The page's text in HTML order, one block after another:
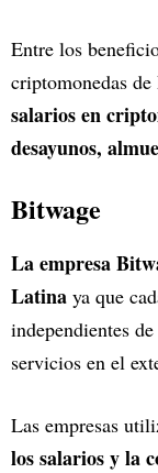
Entre los
criptomonedas de
salarios en
desayunos,
Bitwage
La empresa
Latina ya que
independientes
servicios en el
Las empresas
los salarios y la